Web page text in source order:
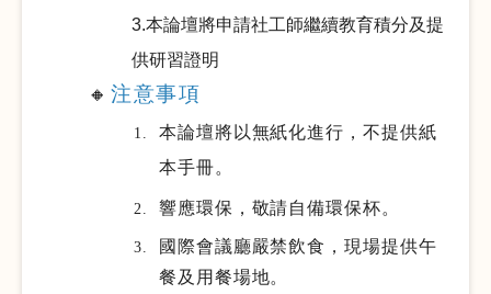
3.本論壇將申請社工師繼續教育積分及提
供研習證明
🔸 注意事項
本論壇將以無紙化進行，不提供紙
本手冊。
響應環保，敬請自備環保杯。
國際會議廳嚴禁飲食，現場提供午
餐及用餐場地。